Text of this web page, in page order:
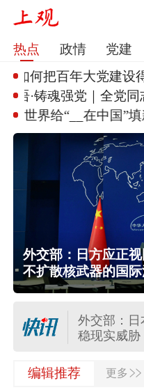
热点 政情 党建
何把百年大党建设得
看图学习·人民之心
世界给“__在中国”
外交部：日方应正
不扩散核武器的国
任前公示
外交部：日
稳现实威胁
外交部：日
编辑推荐 更多 >>